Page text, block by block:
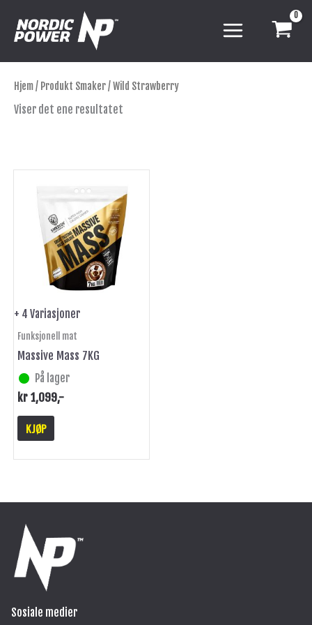
rett
Hjem/ Produkt Smaker / Wild Strawberry
Viser det ene resultatet
+ 4 Variasjoner
Funksjonell mat
Massive Mass 7KG
På lager
kr1,099,-
KJØP
har
flere
varianter.
Alternativene
kan
velges
på
produktsiden
Sosiale medier